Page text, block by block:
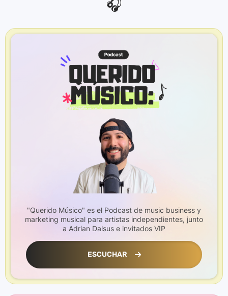
🎧
"Querido Músico" es el Podcast de music business y
marketing musical para artistas independientes, junto
a Adrian Dalsus e invitados VIP
ESCUCHAR